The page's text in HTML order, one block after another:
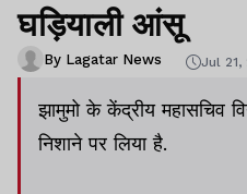
घड़ियाली आंसू
By Lagatar News Jul 21,
झामुमो के केंद्रीय महासचिव
निशाने पर लिया है.